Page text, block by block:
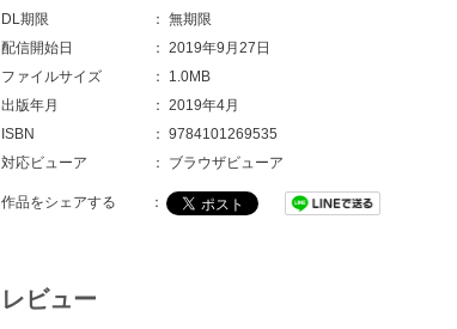
DL期限
： 無期限
配信開始日
： 2019年9月27日
ファイルサイズ
：
1.0MB
出版年月
： 2019年4月
ISBN
： 9784101269535
対応ビューア
： ブラウザビューア
作品をシェアする ：
レビュー